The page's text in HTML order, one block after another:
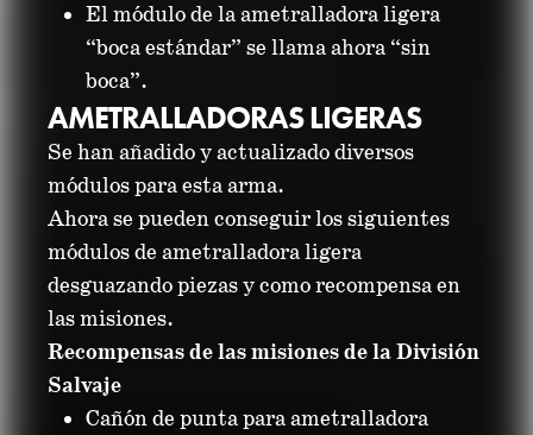
El módulo de la ametralladora ligera
“boca estándar” se llama ahora “sin
boca”.
AMETRALLADORAS LIGERAS
Se han añadido y actualizado diversos
módulos para esta arma.
Ahora se pueden conseguir los siguientes
módulos de ametralladora ligera
desguazando piezas y como recompensa en
las misiones.
Recompensas de las misiones de la División
Salvaje
Cañón de punta para ametralladora